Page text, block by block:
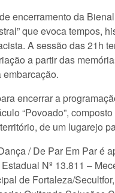
encerramento da
que evoca tempos,
A sessão das 21h
a partir das
encerrar a
“Povoado”,
de um lugarejo
/ De Par Em Par é
Nº 13.811 –
de Fortaleza/